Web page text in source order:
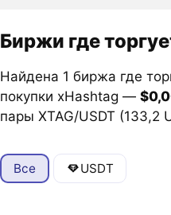
Биржи где
Найдена 1 биржа где
покупки xHashtag —
пары XTAG/USDT (133,2
Все USDT